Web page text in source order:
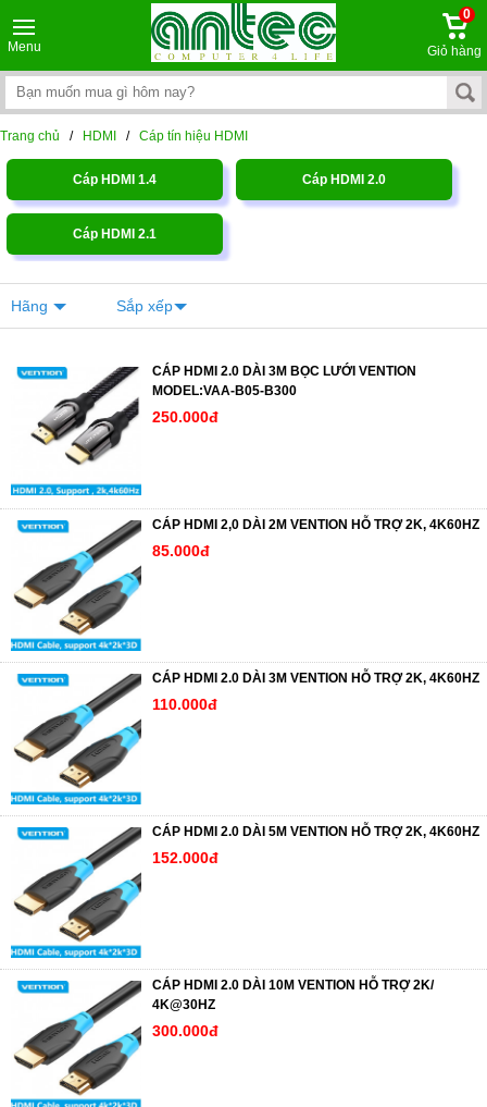
Menu
0
Giỏ hàng
Trang chủ / HDMI / Cáp tín hiệu HDMI
Cáp HDMI 1.4 Cáp HDMI 2.0
Cáp HDMI 2.1
Hãng Sắp xếp
CÁP HDMI 2.0 DÀI 3M BỌC LƯỚI VENTION
MODEL:VAA-B05-B300
250.000đ
CÁP HDMI 2,0 DÀI 2M VENTION HỖ TRỢ 2K, 4K60HZ
85.000đ
CÁP HDMI 2.0 DÀI 3M VENTION HỖ TRỢ 2K, 4K60HZ
110.000đ
CÁP HDMI 2.0 DÀI 5M VENTION HỖ TRỢ 2K, 4K60HZ
152.000đ
CÁP HDMI 2.0 DÀI 10M VENTION HỖ TRỢ 2K/
4K@30HZ
300.000đ